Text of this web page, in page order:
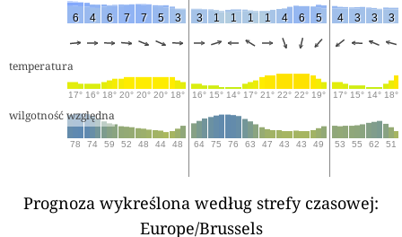
6 4 6 7 7 5 3 3 1 1 1 1 4 6 5 4 3 3 3
temperatura
17° 16° 18° 20° 20° 20° 18° 16° 15° 14° 17° 21° 22° 22° 19° 17° 15° 14° 18°
wilgotność względna
78 74 59 52 48 44 48 64 75 76 63 47 43 43 49 53 55 62 51
Prognoza wykreślona według strefy czasowej:
Europe/Brussels